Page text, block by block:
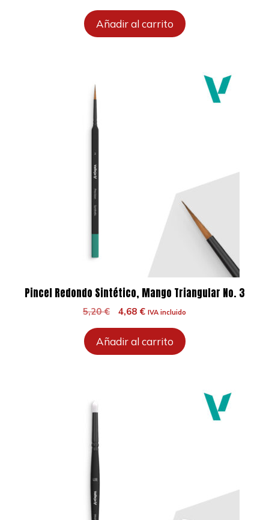
Añadir al carrito
Pincel Redondo Sintético, Mango Triangular No. 3
5,20€
El
original
era:
4,68 €El
actual
es:
IVA incluido
Añadir al carrito